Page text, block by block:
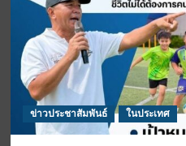
ข่าวประชาสัมพันธ์ ในประเทศ